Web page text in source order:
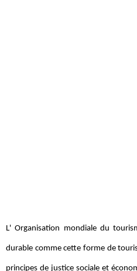
L' Organisation mondiale du
durable comme cette forme de
principes de justice sociale et